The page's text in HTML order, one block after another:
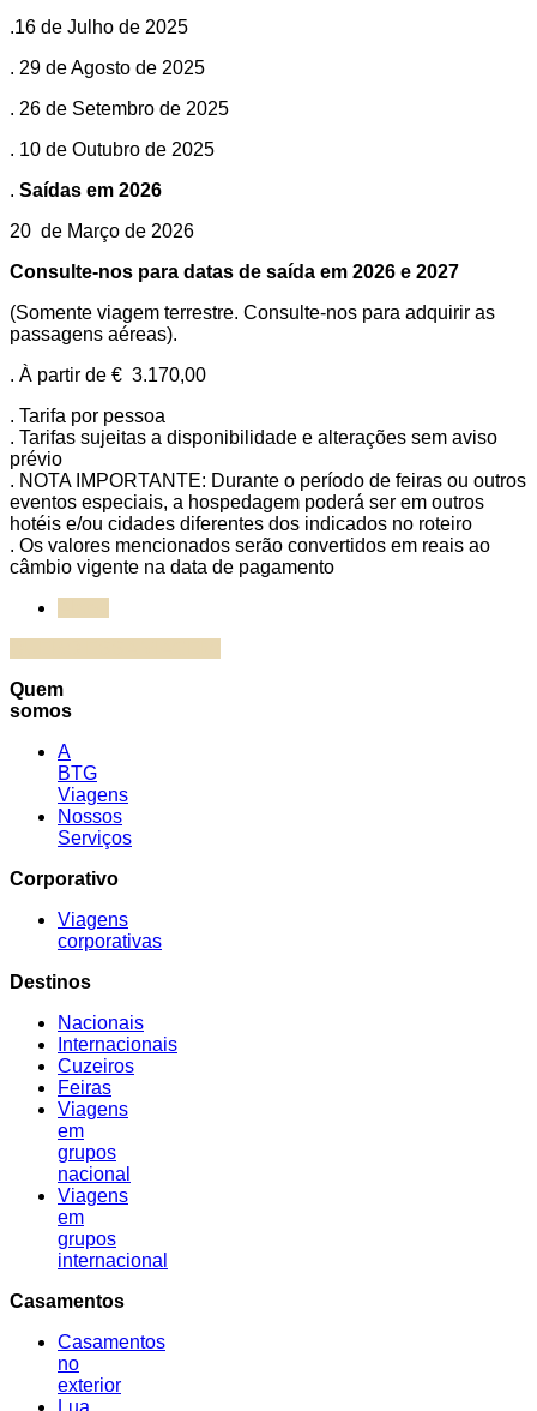
.16 de Julho de 2025
. 29 de Agosto de 2025
. 26 de Setembro de 2025
. 10 de Outubro de 2025
. Saídas em 2026
20 de Março de 2026
Consulte-nos para datas de saída em 2026 e 2027
(Somente viagem terrestre. Consulte-nos para adquirir as
passagens aéreas).
. À partir de € 3.170,00
. Tarifa por pessoa
. Tarifas sujeitas a disponibilidade e alterações sem aviso
prévio
. NOTA IMPORTANTE: Durante o período de feiras ou outros
eventos especiais, a hospedagem poderá ser em outros
hotéis e/ou cidades diferentes dos indicados no roteiro
. Os valores mencionados serão convertidos em reais ao
câmbio vigente na data de pagamento
Quem
somos
A
BTG
Viagens
Nossos
Serviços
Corporativo
Viagens
corporativas
Destinos
Nacionais
Internacionais
Cuzeiros
Feiras
Viagens
em
grupos
nacional
Viagens
em
grupos
internacional
Casamentos
Casamentos
no
exterior
Lua